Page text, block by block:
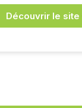
Découvrir le site